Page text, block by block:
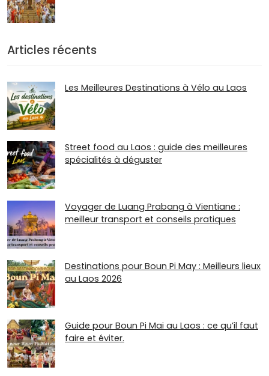
Articles récents
Les Meilleures Destinations à Vélo au Laos
Street food au Laos : guide des meilleures
spécialités à déguster
Voyager de Luang Prabang à Vientiane :
meilleur transport et conseils pratiques
Destinations pour Boun Pi May : Meilleurs lieux
au Laos 2026
Guide pour Boun Pi Mai au Laos : ce qu’il faut
faire et éviter.